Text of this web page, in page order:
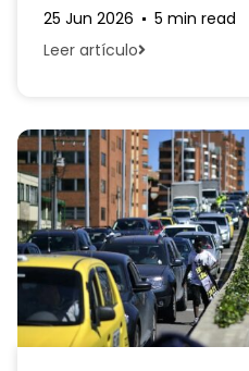
25 Jun 2026
5 min read
Leer artículo